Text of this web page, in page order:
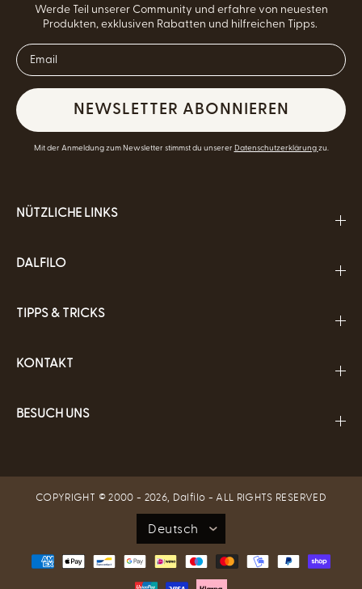
Werde Teil unserer Community und erfahre von neuesten
Produkten, exklusiven Rabatten und hilfreichen Tipps.
NEWSLETTER ABONNIEREN
Mit der Anmeldung zum Newsletter stimmst du unserer Datenschutzerklärungzu.
NÜTZLICHE LINKS
DALFILO
TIPPS & TRICKS
KONTAKT
BESUCH UNS
COPYRIGHT © 2000 - 2026, Dalfilo - ALL RIGHTS RESERVED